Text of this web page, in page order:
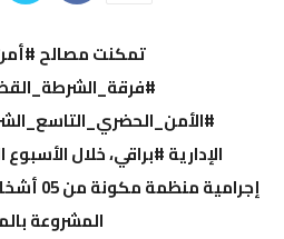
تمكنت مصالح
الإدارية #براقي، خلال
المشروعة